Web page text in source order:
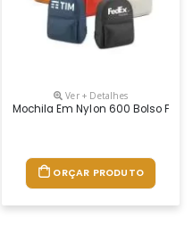
E 600d. Com 2 Rodas.
Ver + Detalhes
Mochila Em Nylon 600 Bolso
ORÇAR PRODUTO